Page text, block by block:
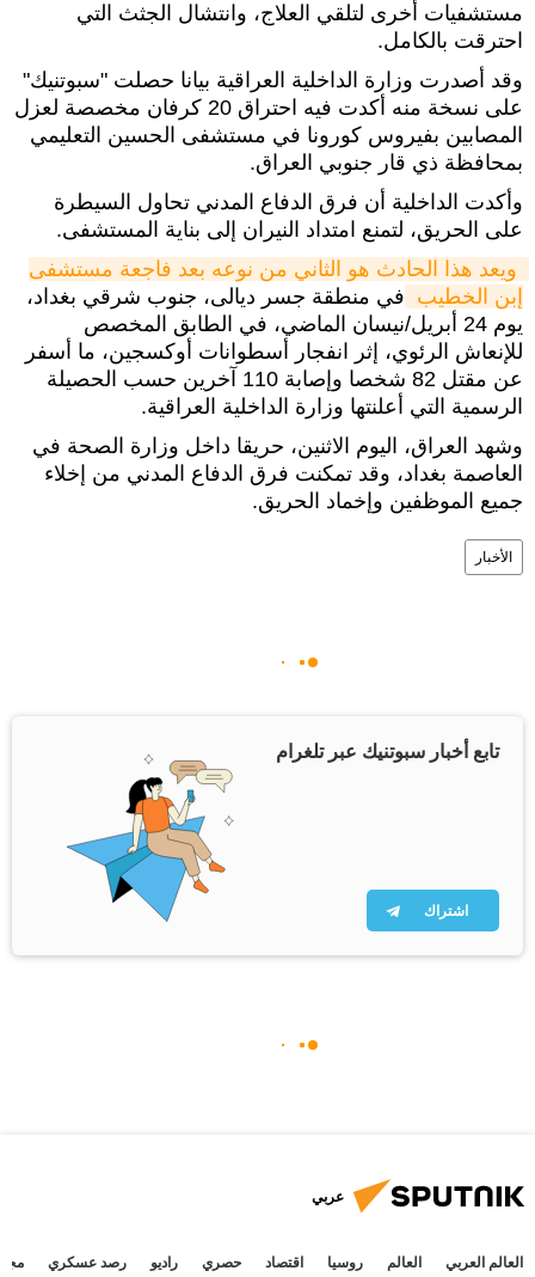
مستشفيات أخرى لتلقي العلاج، وانتشال الجثث التي
احترقت بالكامل.
وقد أصدرت وزارة الداخلية العراقية بيانا حصلت "سبوتنيك"
على نسخة منه أكدت فيه احتراق 20 كرفان مخصصة لعزل
المصابين بفيروس كورونا في مستشفى الحسين التعليمي
بمحافظة ذي قار جنوبي العراق.
وأكدت الداخلية أن فرق الدفاع المدني تحاول السيطرة
على الحريق، لتمنع امتداد النيران إلى بناية المستشفى.
إبن الخطيب في منطقة جسر ديالى، جنوب شرقي بغداد،
يوم 24 أبريل/نيسان الماضي، في الطابق المخصص
للإنعاش الرئوي، إثر انفجار أسطوانات أوكسجين، ما أسفر
عن مقتل 82 شخصا وإصابة 110 آخرين حسب الحصيلة
الرسمية التي أعلنتها وزارة الداخلية العراقية.
وشهد العراق، اليوم الاثنين، حريقا داخل وزارة الصحة في
العاصمة بغداد، وقد تمكنت فرق الدفاع المدني من إخلاء
جميع الموظفين وإخماد الحريق.
الأخبار
تابع أخبار سبوتنيك عبر تلغرام
اشتراك
عربي
العالم العربي العالم روسيا اقتصاد حصري راديو رصد عسكري